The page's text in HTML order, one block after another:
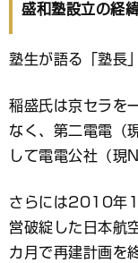
盛和塾設立の経
塾生が語る「塾長
稲盛氏は京セラを
なく、第二電電（
して電電公社（現
さらには2010年1
営破綻した日本航
カ月で再建計画を